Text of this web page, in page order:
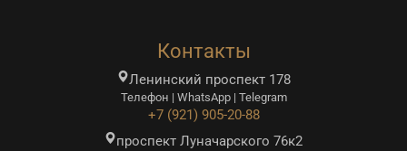
Контакты
Ленинский проспект 178
Телефон | WhatsApp | Telegram
+7 (921) 905-20-88
проспект Луначарского 76к2